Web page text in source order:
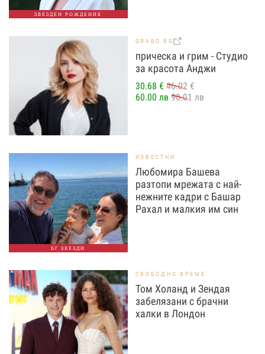
ЗВЕЗДЕН РОЖДЕНИК
GRABO.BG
прическа и грим - Студио
за красота Анджи
30.68 € 46.02 €
60.00 лв 90.01 лв
БГ ЗВЕЗДИ
ИЗВЕСТНИ
Любомира Башева
разтопи мрежата с най-
нежните кадри с Башар
Рахал и малкия им син
СВОБОДНО ВРЕМЕ
Том Холанд и Зендая
забелязани с брачни
халки в Лондон